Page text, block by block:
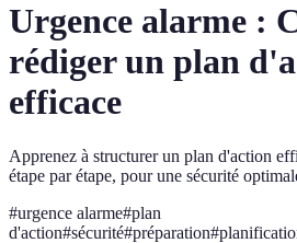
Urgence alarme :
rédiger un plan
efficace
Apprenez à structurer un plan d'action
étape par étape, pour une sécurité
#urgence alarme#plan
d'action#sécurité#préparation#